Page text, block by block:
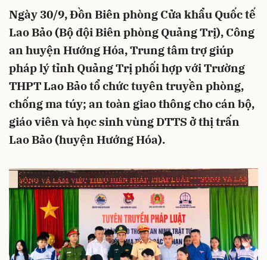
Ngày 30/9, Đồn Biên phòng Cửa khẩu Quốc tế
Lao Bảo (Bộ đội Biên phòng Quảng Trị), Công
an huyện Hướng Hóa, Trung tâm trợ giúp
pháp lý tỉnh Quảng Trị phối hợp với Trường
THPT Lao Bảo tổ chức tuyên truyền phòng,
chống ma túy; an toàn giao thông cho cán bộ,
giáo viên và học sinh vùng DTTS ở thị trấn
Lao Bảo (huyện Hướng Hóa).